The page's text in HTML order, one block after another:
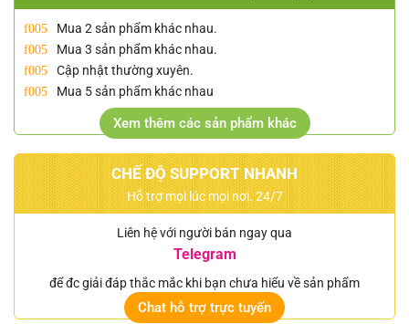
Mua 2 sản phẩm khác nhau.
Mua 3 sản phẩm khác nhau.
Cập nhật thường xuyên.
Mua 5 sản phẩm khác nhau
Xem thêm các sản phẩm khác
CHẾ ĐỘ SUPPORT NHANH
Hỗ trợ mọi lúc mọi nơi. 24/7
Liên hệ với người bán ngay qua
Telegram
để đc giải đáp thắc mắc khi bạn chưa hiểu về sản phẩm
Chat hỗ trợ trực tuyến